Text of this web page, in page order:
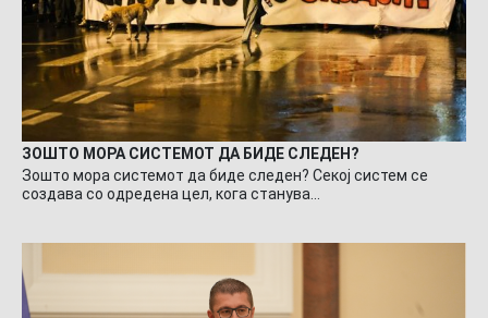
ЗОШТО МОРА СИСТЕМОТ ДА БИДЕ СЛЕДЕН?
Зошто мора системот да биде следен? Секој систем се
создава со одредена цел, кога станува…